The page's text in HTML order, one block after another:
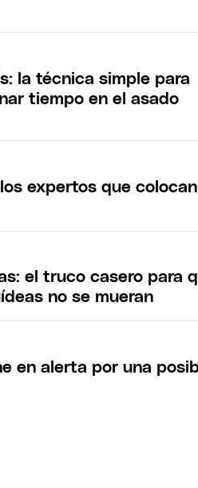
la técnica simple para
tiempo en el asado
expertos que colocan
el truco casero para
no se mueran
en alerta por una